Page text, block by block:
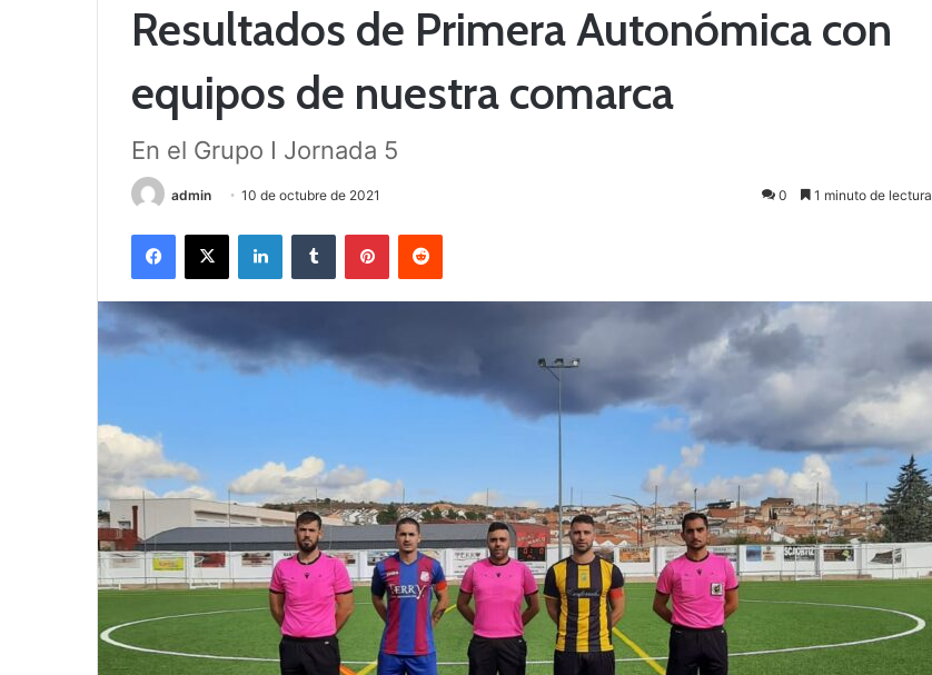
Resultados de Primera Autonómica con
equipos de nuestra comarca
En el Grupo I Jornada 5
admin 10 de octubre de 2021 0 1 minuto de lectura